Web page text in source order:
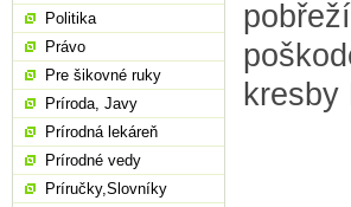
kresby
Politika
Právo
Pre šikovné ruky
Príroda, Javy
Prírodná lekáreň
Prírodné vedy
Príručky,Slovníky